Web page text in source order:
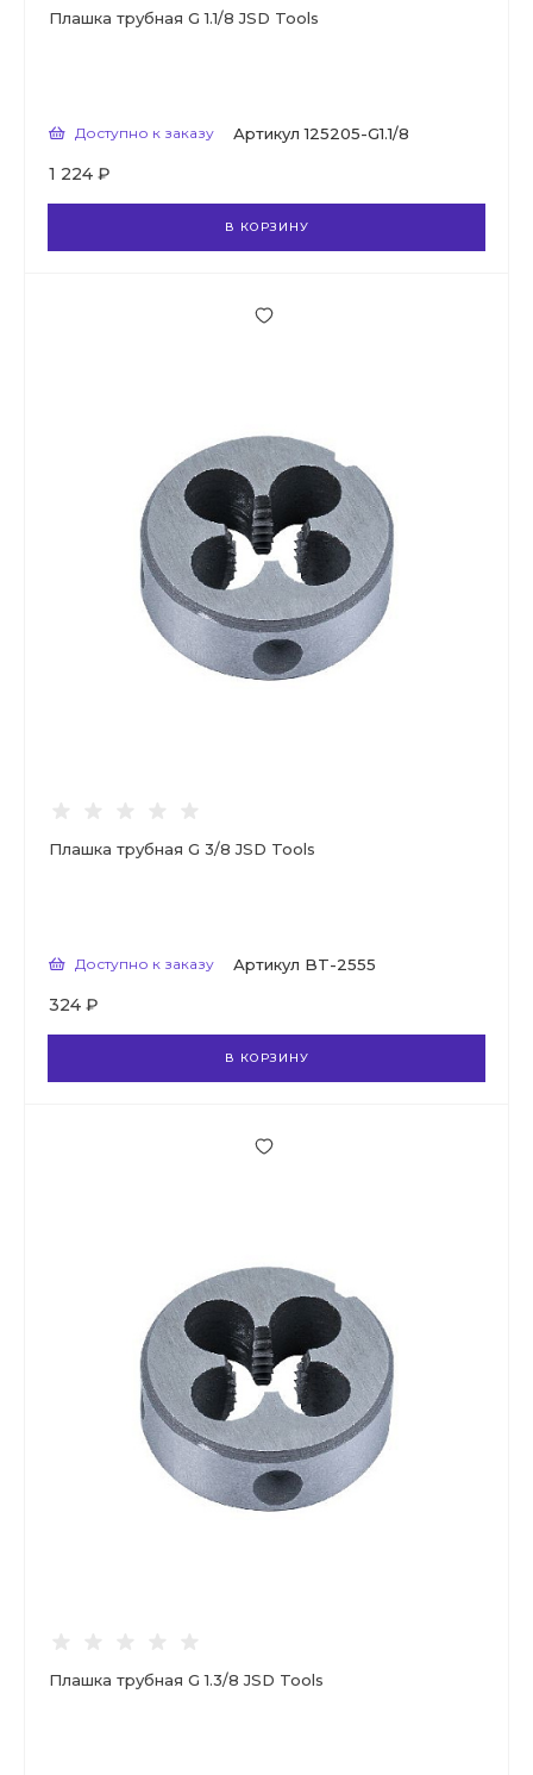
Плашка трубная G 1.1/8 JSD Tools
Доступно к заказу Артикул 125205-G1.1/8
1 224 ₽
В КОРЗИНУ
Плашка трубная G 3/8 JSD Tools
Доступно к заказу Артикул BT-2555
324 ₽
В КОРЗИНУ
Плашка трубная G 1.3/8 JSD Tools